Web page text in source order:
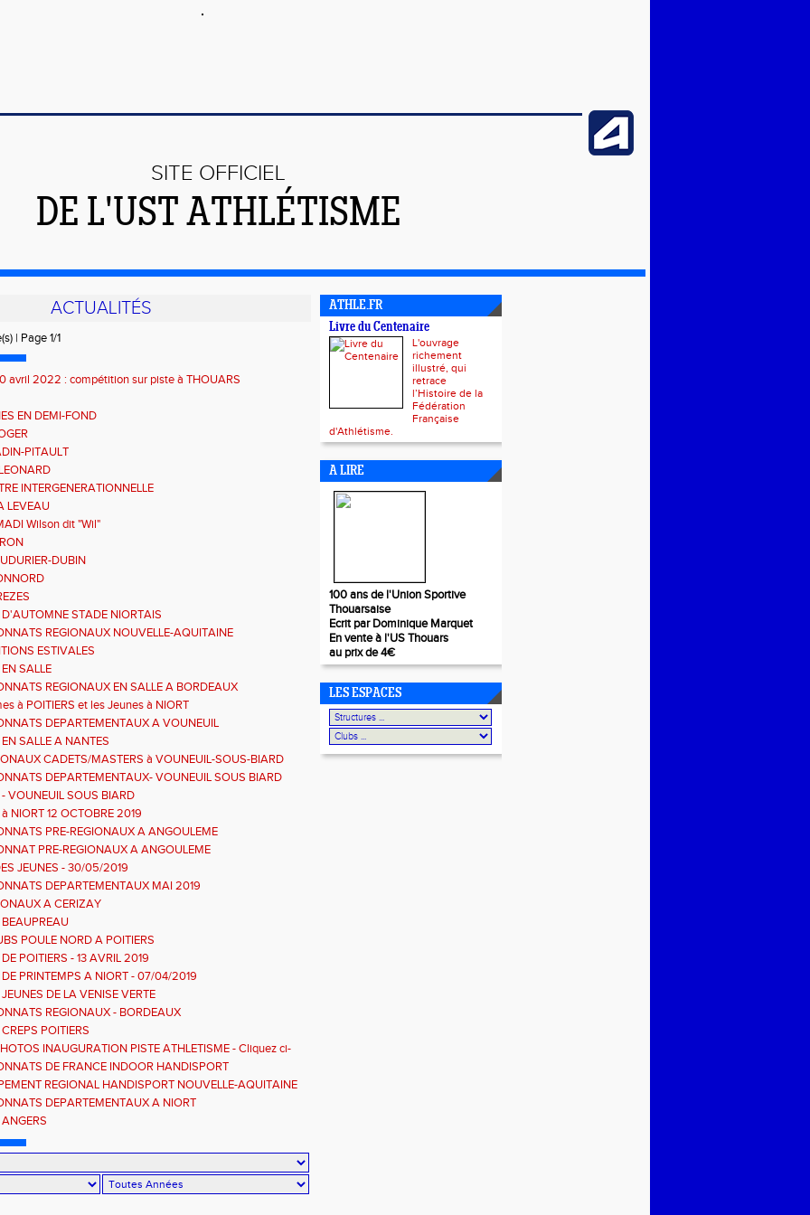
SITE OFFICIEL
DE L'UST ATHLÉTISME
ACTUALITÉS
| Page 1/1
avril 2022 : compétition sur piste à THOUARS
EN DEMI-FOND
PITAULT
INTERGENERATIONNELLE
LEVEAU
Wilson dit "Wil"
DUBIN
D'AUTOMNE STADE NIORTAIS
REGIONAUX NOUVELLE-AQUITAINE
ESTIVALES
SALLE
REGIONAUX EN SALLE A BORDEAUX
à POITIERS et les Jeunes à NIORT
DEPARTEMENTAUX A VOUNEUIL
SALLE A NANTES
CADETS/MASTERS à VOUNEUIL-SOUS-BIARD
DEPARTEMENTAUX- VOUNEUIL SOUS BIARD
- VOUNEUIL SOUS BIARD
NIORT 12 OCTOBRE 2019
PRE-REGIONAUX A ANGOULEME
PRE-REGIONAUX A ANGOULEME
JEUNES - 30/05/2019
DEPARTEMENTAUX MAI 2019
A CERIZAY
BEAUPREAU
POULE NORD A POITIERS
POITIERS - 13 AVRIL 2019
DE PRINTEMPS A NIORT - 07/04/2019
DE LA VENISE VERTE
REGIONAUX - BORDEAUX
POITIERS
INAUGURATION PISTE ATHLETISME - Cliquez ci-
DE FRANCE INDOOR HANDISPORT
REGIONAL HANDISPORT NOUVELLE-AQUITAINE
DEPARTEMENTAUX A NIORT
ATHLE.FR
Livre du Centenaire
L'ouvrage
richement
illustré, qui
retrace
l’Histoire de la
Fédération
Française
d'Athlétisme.
A LIRE
100 ans de l'Union Sportive
Thouarsaise
Ecrit par Dominique Marquet
En vente à l'US Thouars
au prix de 4€
LES ESPACES